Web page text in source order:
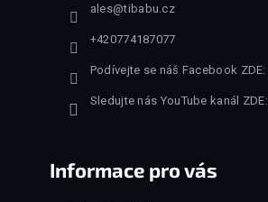
ales@tibabu.cz
+420774187077
Podívejte se náš Facebook ZDE:
Sledujte nás YouTube kanál ZDE:
Informace pro vás